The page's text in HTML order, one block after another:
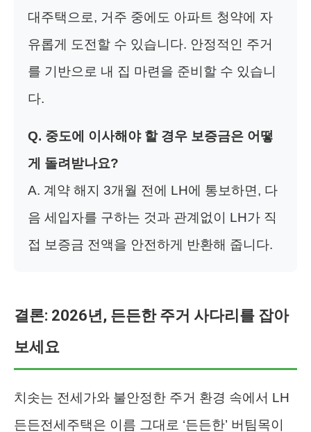
대주택으로, 거주 중에도 아파트 청약에 자
유롭게 도전할 수 있습니다. 안정적인 주거
를 기반으로 내 집 마련을 준비할 수 있습니
다.
Q. 중도에 이사해야 할 경우 보증금은 어떻
게 돌려받나요?
A. 계약 해지 3개월 전에 LH에 통보하면, 다
음 세입자를 구하는 것과 관계없이 LH가 직
접 보증금 전액을 안전하게 반환해 줍니다.
결론: 2026년, 든든한 주거 사다리를 잡아
보세요
치솟는 전세가와 불안정한 주거 환경 속에서 LH
든든전세주택은 이름 그대로 ‘든든한’ 버팀목이